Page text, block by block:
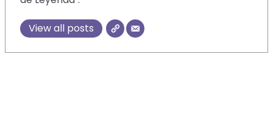
View all posts